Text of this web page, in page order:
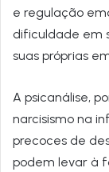
e regulação
dificuldade em
suas próprias
A psicanálise,
narcisismo na
precoces de
podem levar à